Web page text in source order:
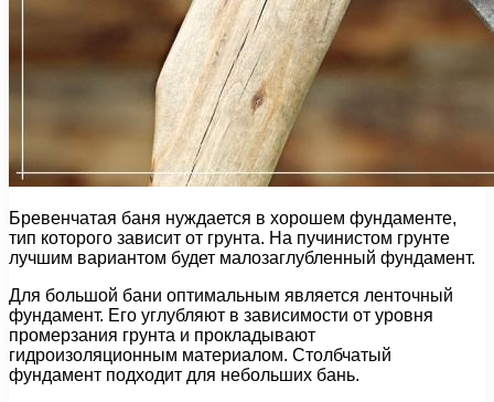
Бревенчатая баня нуждается в хорошем фундаменте,
тип которого зависит от грунта. На пучинистом грунте
лучшим вариантом будет малозаглубленный фундамент.
Для большой бани оптимальным является ленточный
фундамент. Его углубляют в зависимости от уровня
промерзания грунта и прокладывают
гидроизоляционным материалом. Столбчатый
фундамент подходит для небольших бань.